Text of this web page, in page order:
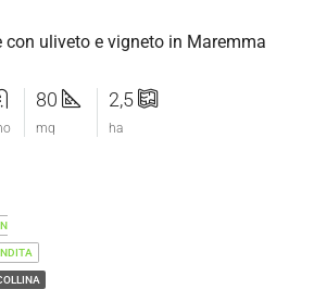
con uliveto e vigneto in Maremma
80
mq
2,5
ha